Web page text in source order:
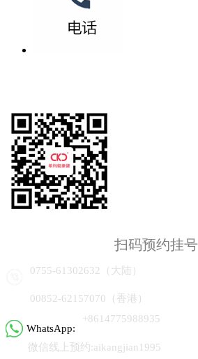
扫码预约挂号
0755-61302632（大陆）
00852-62157070（香港）
WhatsApp:
+8614775988935
微信线上预约:aikangjian1995